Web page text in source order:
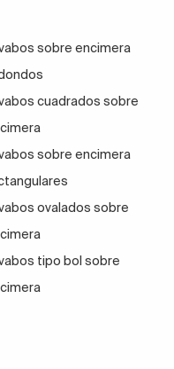
y llamativo
encimera
en el baño. Provoca
Eso sí, si tu
opción, ya que te
sobre encimera
cuadrados sobre
sobre encimera
ovalados sobre
tipo bol sobre